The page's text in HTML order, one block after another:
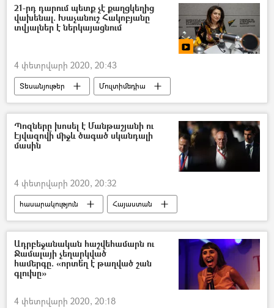
21-րդ դարում պետք չէ քաղցկեղից
վախենալ. Խաչանուշ Հակոբյանը
տվյալներ է ներկայացնում
4 փետրվարի 2020, 20:43
Տեսանյութեր
Մուլտիմեդիա
քաղցկեղ
Sputnik զրույց
Պոզները խոսել է Մանթաշյանի ու
Էյվազովի միջև ծագած սկանդալի
մասին
4 փետրվարի 2020, 20:32
հասարակություն
Հայաստան
Վլադիմիր Պոզներ
Ռուզան Մանթաշյան
Յուսիֆ Էյվազով
Ադրբեջանական հաշվեհամարն ու
Ջամալայի չեղարկված
համերգը. «որտե՞ղ է թաղված շան
գլուխը»
4 փետրվարի 2020, 20:18